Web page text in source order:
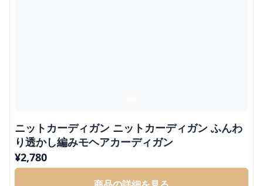
ニットカーディガン ニットカーディガン ふんわ
り透かし編みモヘアカーディガン
¥2,780